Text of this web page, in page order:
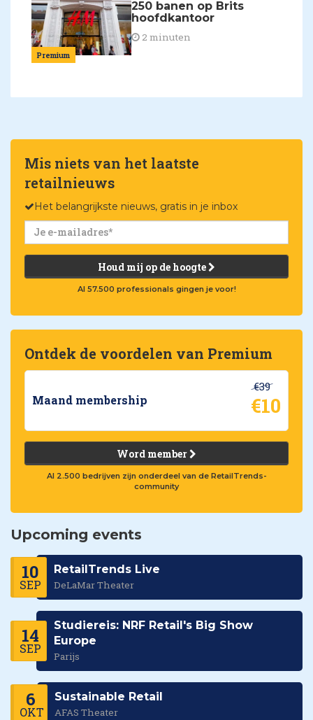
Premium
250 banen op Brits
hoofdkantoor
2 minuten
Mis niets van het laatste
retailnieuws
Het belangrijkste nieuws, gratis in je inbox
Houd mij op de hoogte
Al 57.500 professionals gingen je voor!
Ontdek de voordelen van Premium
Maand membership
€39
€10
Word member
Al 2.500 bedrijven zijn onderdeel van de RetailTrends-
community
Upcoming events
10
SEP
RetailTrends Live
DeLaMar Theater
14
SEP
Studiereis: NRF Retail's Big Show
Europe
Parijs
6
OKT
Sustainable Retail
AFAS Theater